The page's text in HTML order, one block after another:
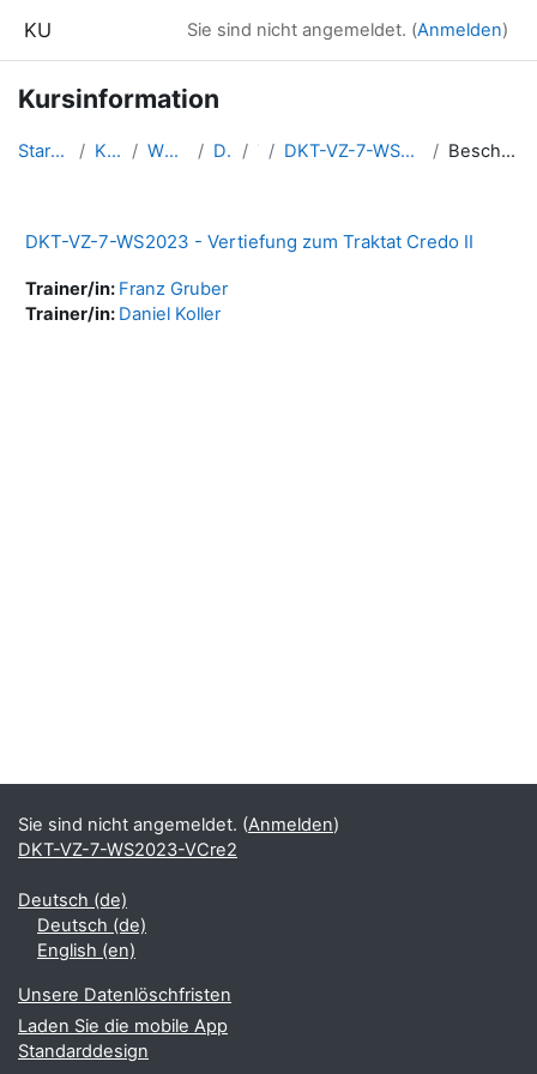
KU Sie sind nicht angemeldet. (Anmelden)
Kursinformation
Startseite Kurse WS2023 DKT 7 DKT-VZ-7-WS2023-VCre2 Beschreibung
DKT-VZ-7-WS2023 - Vertiefung zum Traktat Credo II
Trainer/in: Franz Gruber
Trainer/in: Daniel Koller
Sie sind nicht angemeldet. (Anmelden)
DKT-VZ-7-WS2023-VCre2
Deutsch ‎(de)‎
Deutsch ‎(de)‎
English ‎(en)‎
Unsere Datenlöschfristen
Laden Sie die mobile App
Standarddesign